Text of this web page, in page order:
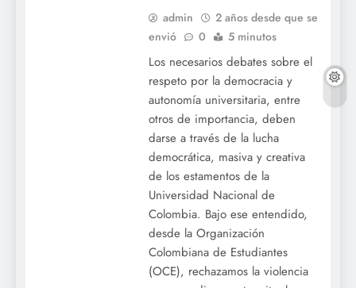
admin
2 años desde que se
envió
0 5 minutos
Los necesarios debates sobre el
respeto por la democracia y
autonomía universitaria, entre
otros de importancia, deben
darse a través de la lucha
democrática, masiva y creativa
de los estamentos de la
Universidad Nacional de
Colombia. Bajo ese entendido,
desde la Organización
Colombiana de Estudiantes
(OCE), rechazamos la violencia